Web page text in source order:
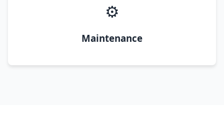
⚙️
Maintenance